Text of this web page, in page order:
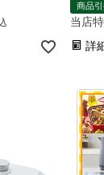
商品
当店
詳